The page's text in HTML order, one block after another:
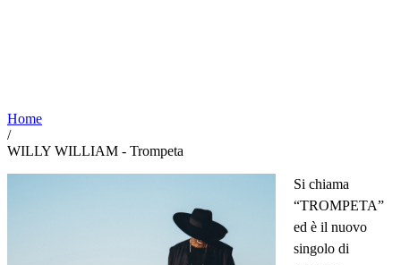
Home
/
WILLY WILLIAM - Trompeta
Si chiama
“TROMPETA”
ed è il nuovo
singolo di